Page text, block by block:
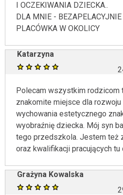
I OCZEKIWANIA DZIECKA..
DLA MNIE -
PLACÓWKA W OKOLICY
Katarzyna
Polecam wszystkim rodzicom
znakomite miejsce dla
wychowania estetycznego
wyobraźnię dziecka. Mój syn
tego przedszkola. Jestem też
oraz kwalifikacji pracujących tu
Grażyna Kowalska